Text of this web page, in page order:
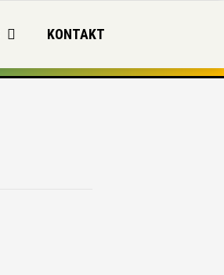
KONTAKT